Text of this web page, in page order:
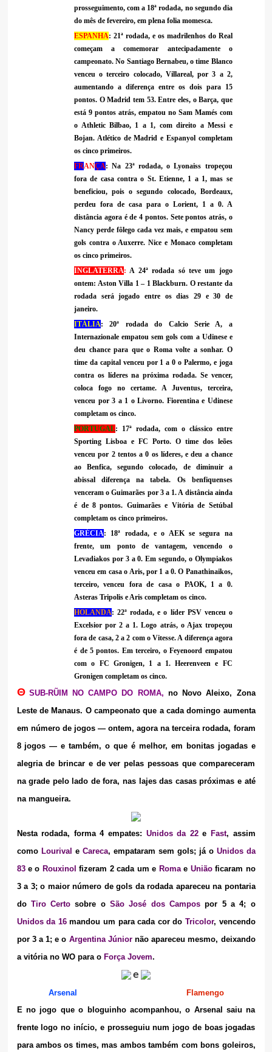
prosseguimento, com a 18ª rodada, no segundo dia
do mês de fevereiro, em plena folia momesca.
ESPANHA: 21ª rodada, e os madrilenhos do Real
começam a comemorar antecipadamente o
campeonato. No Santiago Bernabeu, o time Blanco
venceu o terceiro colocado, Villareal, por 3 a 2,
aumentando a diferença entre os dois para 15
pontos. O Madrid tem 53. Entre eles, o Barça, que
está 9 pontos atrás, empatou no Sam Mamés com
o Athletic Bilbao, 1 a 1, com direito a Messi e
Bojan. Atlético de Madrid e Espanyol completam
os cinco primeiros.
FRANÇA: Na 23ª rodada, o Lyonaiss tropeçou
fora de casa contra o St. Etienne, 1 a 1, mas se
beneficiou, pois o segundo colocado, Bordeaux,
perdeu fora de casa para o Lorient, 1 a 0. A
distância agora é de 4 pontos. Sete pontos atrás, o
Nancy perde fôlego cada vez mais, e empatou sem
gols contra o Auxerre. Nice e Monaco completam
os cinco primeiros.
INGLATERRA:A 24ª rodada só teve um jogo
ontem: Aston Villa 1 – 1 Blackburn. O restante da
rodada será jogado entre os dias 29 e 30 de
janeiro.
ITÁLIA: 20ª rodada do Calcio Serie A, a
Internazionale empatou sem gols com a Udinese e
deu chance para que o Roma volte a sonhar. O
time da capital venceu por 1 a 0 o Palermo, e joga
contra os líderes na próxima rodada. Se vencer,
coloca fogo no certame. A Juventus, terceira,
venceu por 3 a 1 o Livorno. Fiorentina e Udinese
completam os cinco.
PORTUGAL: 17ª rodada, com o clássico entre
Sporting Lisboa e FC Porto. O time dos leões
venceu por 2 tentos a 0 os líderes, e deu a chance
ao Benfica, segundo colocado, de diminuir a
abissal diferença na tabela. Os benfiquenses
venceram o Guimarães por 3 a 1. A distância ainda
é de 8 pontos. Guimarães e Vitória de Setúbal
completam os cinco primeiros.
GRÉCIA: 18ª rodada, e o AEK se segura na
frente, um ponto de vantagem, vencendo o
Levadiakos por 3 a 0. Em segundo, o Olympiakos
venceu em casa o Aris, por 1 a 0. O Panathinaikos,
terceiro, venceu fora de casa o PAOK, 1 a 0.
Asteras Tripolis e Aris completam os cinco.
HOLANDA: 22ª rodada, e o líder PSV venceu o
Excelsior por 2 a 1. Logo atrás, o Ajax tropeçou
fora de casa, 2 a 2 com o Vitesse. A diferença agora
é de 5 pontos. Em terceiro, o Feyenoord empatou
com o FC Gronigen, 1 a 1. Heerenveen e FC
Gronigen completam os cinco.
Θ SUB-RŨI M NO CAMPO DO ROMA, no Novo Aleixo, Zona
Leste de Manaus. O campeonato que a cada domingo aumenta
em número de jogos —ontem, agora na terceira rodada, foram
8 jogos— e também, o que é melhor, em bonitas jogadas e
alegria de brincar e de ver pelas pessoas que compareceram
na grade pelo lado de fora, nas lajes das casas próximas e até
na mangueira.
Nesta rodada, forma 4 empates: Unidos da 22e Fast, assim
como Lourival e Careca, empataram sem gols; já o Unidos da
83e o Rouxinol fizeram 2 cada um e Romae Uniãoficaram no
3 a 3; o maior número de gols da rodada apareceu na pontaria
do Tiro Certo sobre oSão José dos Campos por 5 a 4; o
Unidos da 16mandou um para cada cor do Tricolor, vencendo
por 3 a 1; e o Argentina Júniornão apareceu mesmo, deixando
a vitória no WO para o Força Jovem.
e
Arsenal
Flamengo
E no jogo que o bloguinho acompanhou, o Arsenal saiu na
frente logo no início, e prosseguiu num jogo de boas jogadas
para ambos os times, mas ambos também com bons goleiros,